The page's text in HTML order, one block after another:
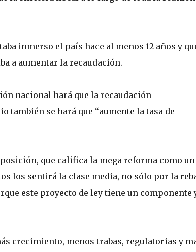
inmerso el país hace al menos 12 años y
a aumentar la recaudación.
nacional hará que la recaudación
también se hará que “aumente la tasa de
que califica la mega reforma como un
los sentirá la clase media, no sólo por la
este proyecto de ley tiene un componente
crecimiento, menos trabas, regulatorias y